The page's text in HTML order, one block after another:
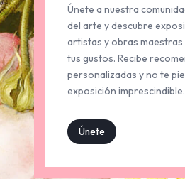
Únete a nuestra
del arte y descubre
artistas y obras maestras
tus gustos. Recibe
personalizadas y no te
exposición imprescindible.
Únete